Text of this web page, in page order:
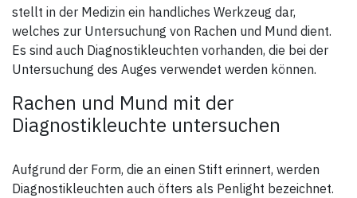
stellt in der Medizin ein handliches Werkzeug dar,
welches zur Untersuchung von Rachen und Mund dient.
Es sind auch Diagnostikleuchten vorhanden, die bei der
Untersuchung des Auges verwendet werden können.
Rachen und Mund mit der
Diagnostikleuchte untersuchen
Aufgrund der Form, die an einen Stift erinnert, werden
Diagnostikleuchten auch öfters als Penlight bezeichnet.